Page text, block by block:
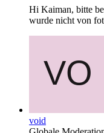
Hi Kaiman, bitte
wurde nicht von
void